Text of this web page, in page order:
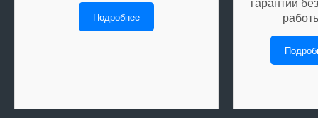
Подробнее